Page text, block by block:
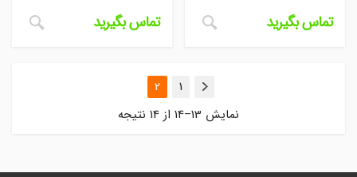
تماس بگیرید تماس بگیرید
قبلی 1
2
نمایش 13–14 از 14 نتیجه